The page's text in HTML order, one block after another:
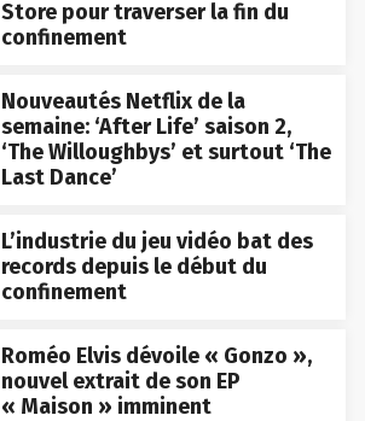
Store pour traverser la fin du
confinement
Nouveautés Netflix de la
semaine: ‘After Life’ saison 2,
‘The Willoughbys’ et surtout ‘The
Last Dance’
L’industrie du jeu vidéo bat des
records depuis le début du
confinement
Roméo Elvis dévoile « Gonzo »,
nouvel extrait de son EP
« Maison » imminent